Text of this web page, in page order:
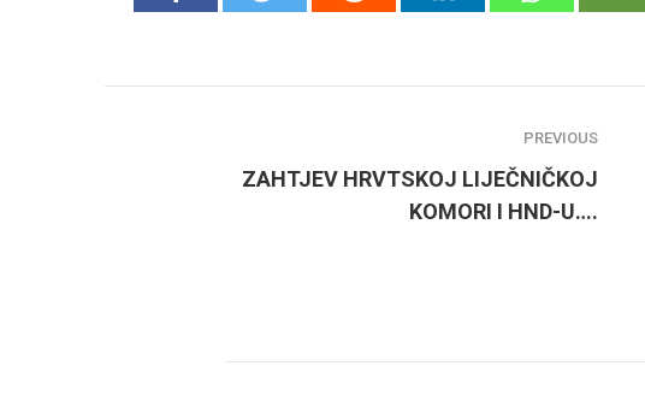
PREVIOUS
ZAHTJEV HRVTSKOJ LIJEČNIČKOJ
KOMORI I HND-U….